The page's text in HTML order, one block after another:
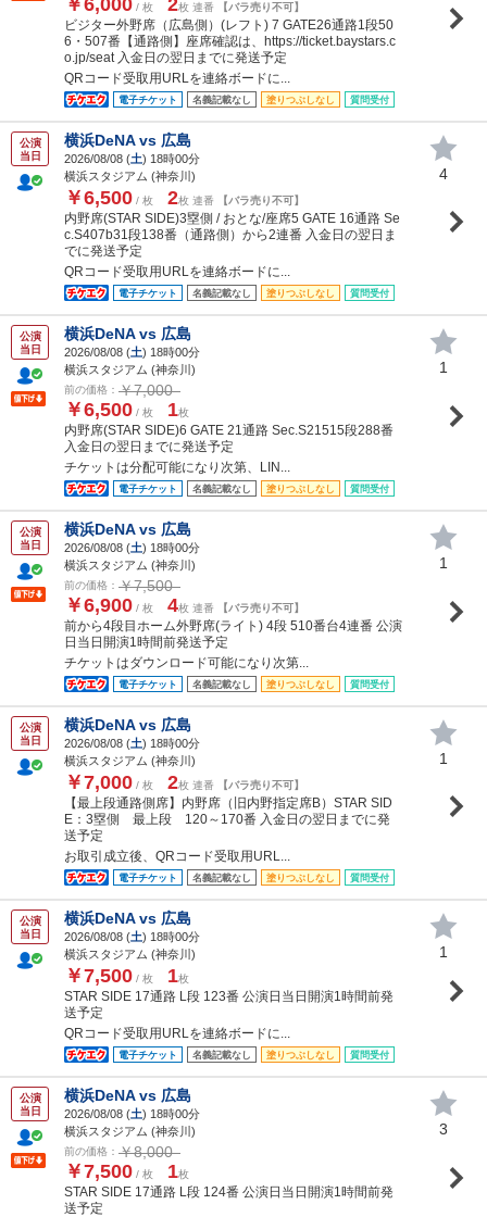
/ 枚 枚 連番 【バラ売り不可】
ビジター外野席（広島側）(レフト) 7 GATE26通路1段50
6・507番【通路側】座席確認は、https://ticket.baystars.c
o.jp/seat 入金日の翌日までに発送予定
QRコード受取用URLを連絡ボードに...
電子チケット 名義記載なし 塗りつぶしなし 質問受付
公演
当日
横浜DeNA vs 広島
2026/08/08 (土) 18時00分
横浜スタジアム (神奈川)
￥6,500 / 枚 2枚 連番 【バラ売り不可】
内野席(STAR SIDE)3塁側 / おとな/座席5 GATE 16通路 Se
c.S407b31段138番（通路側）から2連番 入金日の翌日ま
でに発送予定
QRコード受取用URLを連絡ボードに...
電子チケット 名義記載なし 塗りつぶしなし 質問受付
4
公演
当日
横浜DeNA vs 広島
2026/08/08 (土) 18時00分
横浜スタジアム (神奈川)
前の価格： ￥7,000
￥6,500 / 枚 1枚
内野席(STAR SIDE)6 GATE 21通路 Sec.S21515段288番
入金日の翌日までに発送予定
チケットは分配可能になり次第、LIN...
電子チケット 名義記載なし 塗りつぶしなし 質問受付
1
公演
当日
横浜DeNA vs 広島
2026/08/08 (土) 18時00分
横浜スタジアム (神奈川)
前の価格： ￥7,500
￥6,900 / 枚 4枚 連番 【バラ売り不可】
前から4段目ホーム外野席(ライト) 4段 510番台4連番 公演
日当日開演1時間前発送予定
チケットはダウンロード可能になり次第...
電子チケット 名義記載なし 塗りつぶしなし 質問受付
1
公演
当日
横浜DeNA vs 広島
2026/08/08 (土) 18時00分
横浜スタジアム (神奈川)
￥7,000 / 枚 2枚 連番 【バラ売り不可】
【最上段通路側席】内野席（旧内野指定席B）STAR SID
E：3塁側 最上段 120～170番 入金日の翌日までに発
送予定
お取引成立後、QRコード受取用URL...
電子チケット 名義記載なし 塗りつぶしなし 質問受付
1
公演
当日
横浜DeNA vs 広島
2026/08/08 (土) 18時00分
横浜スタジアム (神奈川)
￥7,500 / 枚 1枚
STAR SIDE 17通路 L段 123番 公演日当日開演1時間前発
送予定
QRコード受取用URLを連絡ボードに...
電子チケット 名義記載なし 塗りつぶしなし 質問受付
1
公演
当日
横浜DeNA vs 広島
2026/08/08 (土) 18時00分
横浜スタジアム (神奈川)
前の価格： ￥8,000
￥7,500 / 枚 1枚
STAR SIDE 17通路 L段 124番 公演日当日開演1時間前発
送予定
3